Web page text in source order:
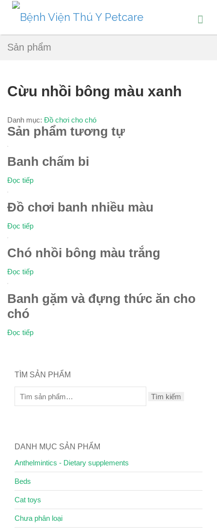
Sản phẩm
Cừu nhồi bông màu xanh
Danh mục: Đồ chơi cho chó
Sản phẩm tương tự
Banh chấm bi
Đọc tiếp
Đồ chơi banh nhiều màu
Đọc tiếp
Chó nhồi bông màu trắng
Đọc tiếp
Banh gặm và đựng thức ăn cho
chó
Đọc tiếp
TÌM SẢN PHẨM
Tìm kiếm
DANH MỤC SẢN PHẨM
Anthelmintics - Dietary supplements
Beds
Cat toys
Chưa phân loại